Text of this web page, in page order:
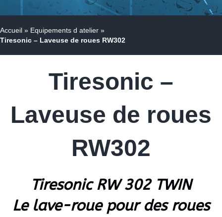
Accueil » Equipements d atelier »
Tiresonic – Laveuse de roues RW302
Tiresonic –
Laveuse de roues
RW302
Tiresonic RW 302 TWIN
Le lave-roue pour des roues